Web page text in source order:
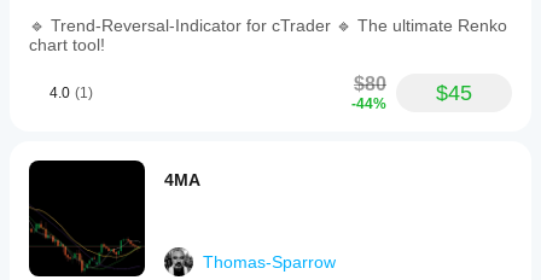
터
요
되
는
신
호
🔹 Trend-Reversal-Indicator for cTrader 🔹 The ultimate Renko
chart tool!
4.0 (1) $80
-44% $45
4MA
Thomas-Sparrow